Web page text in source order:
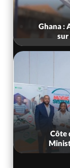
Ghana :
sur
Côte